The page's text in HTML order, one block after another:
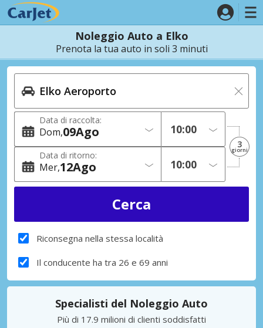
Noleggio Auto a Elko
Prenota la tua auto in soli 3 minuti
Data di raccolta:
Dom 09Ago
Data di ritorno:
Mer 12Ago
3
giorni
Riconsegna nella stessa località
Il conducente ha tra 26 e 69 anni
Specialisti del Noleggio Auto
Più di 17.9 milioni di clienti soddisfatti